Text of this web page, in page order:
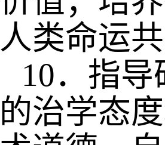
人类命运
10．指
的治学态